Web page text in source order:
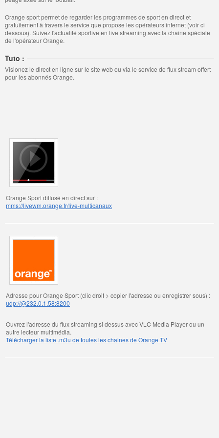
Orange sport permet de regarder les programmes de sport en direct et
gratuitement à travers le service que propose les opérateurs internet (voir ci
dessous). Suivez l'actualité sportive en live streaming avec la chaine spéciale
de l'opérateur Orange.
Tuto :
Visionez le direct en ligne sur le site web ou via le service de flux stream offert
pour les abonnés Orange.
Orange Sport diffusé en direct sur :
mms://livewm.orange.fr/live-multicanaux
Adresse pour Orange Sport (clic droit > copier l'adresse ou enregistrer sous) :
udp://@232.0.1.58:8200
Ouvrez l'adresse du flux streaming si dessus avec VLC Media Player ou un
autre lecteur multimédia.
Télécharger la liste .m3u de toutes les chaines de Orange TV